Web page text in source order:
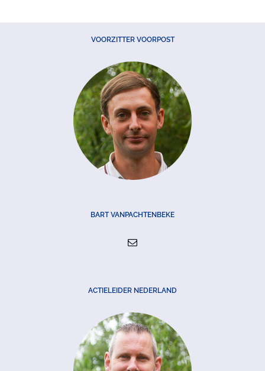
VOORZITTER VOORPOST
BART VANPACHTENBEKE
ACTIELEIDER NEDERLAND